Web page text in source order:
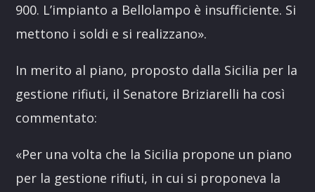
900. L’impianto a Bellolampo è insufficiente. Si
mettono i soldi e si realizzano».
In merito al piano, proposto dalla Sicilia per la
gestione rifiuti, il Senatore Briziarelli ha così
commentato:
«Per una volta che la Sicilia propone un piano
per la gestione rifiuti, in cui si proponeva la